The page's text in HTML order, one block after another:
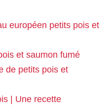
européen petits pois et
et saumon fumé
de petits pois et
| Une recette